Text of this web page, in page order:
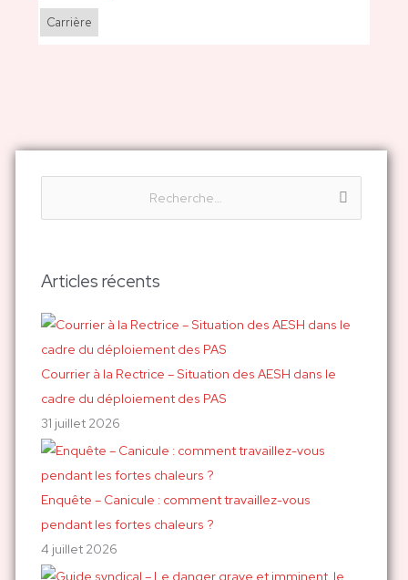
e
h
r
c
h
e
r
:
Articles récents
Courrier à la Rectrice – Situation des AESH dans le
cadre du déploiement des PAS
31 juillet 2026
Enquête – Canicule : comment travaillez-vous
pendant les fortes chaleurs ?
4 juillet 2026
Carrière